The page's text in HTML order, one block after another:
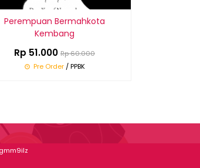
Perempuan Bermahkota
Kembang
Rp 51.000 Rp 60.000
Pre Order/ PPBK